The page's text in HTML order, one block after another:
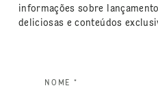
informações sobre
deliciosas e conteúdos
NOME *